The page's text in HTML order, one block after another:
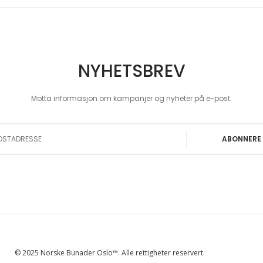
NYHETSBREV
Motta informasjon om kampanjer og nyheter på e-post.
ABONNERE
© 2025 Norske Bunader Oslo™. Alle rettigheter reservert.